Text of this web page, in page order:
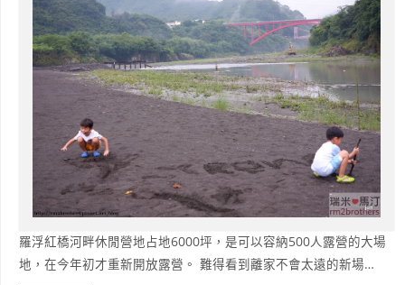
羅浮紅橋河畔休閒營地占地6000坪，是可以容納500人露營的大場
地，在今年初才重新開放露營。 難得看到離家不會太遠的新場…